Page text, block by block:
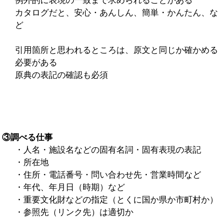
カタログだと、安心・あんしん、簡単・かんたん、な
ど
引用箇所と思われるところは、原文と同じか確かめる
必要がある
原典の表記の確認も必須
③調べる仕事
・人名・施設名などの固有名詞・固有表現の表記
・所在地
・住所・電話番号・問い合わせ先・営業時間など
・年代、年月日（時期）など
・重要文化財などの指定（とくに国か県か市町村か）
・参照先（リンク先）は適切か